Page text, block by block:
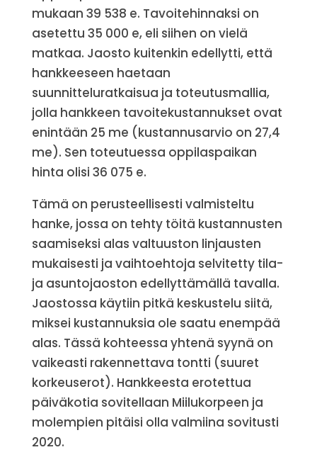
mukaan 39 538 e. Tavoitehinnaksi on
asetettu 35 000 e, eli siihen on vielä
matkaa. Jaosto kuitenkin edellytti, että
hankkeeseen haetaan
suunnitteluratkaisua ja toteutusmallia,
jolla hankkeen tavoitekustannukset ovat
enintään 25 me (kustannusarvio on 27,4
me). Sen toteutuessa oppilaspaikan
hinta olisi 36 075 e.
Tämä on perusteellisesti valmisteltu
hanke, jossa on tehty töitä kustannusten
saamiseksi alas valtuuston linjausten
mukaisesti ja vaihtoehtoja selvitetty tila-
ja asuntojaoston edellyttämällä tavalla.
Jaostossa käytiin pitkä keskustelu siitä,
miksei kustannuksia ole saatu enempää
alas. Tässä kohteessa yhtenä syynä on
vaikeasti rakennettava tontti (suuret
korkeuserot). Hankkeesta erotettua
päiväkotia sovitellaan Miilukorpeen ja
molempien pitäisi olla valmiina sovitusti
2020.